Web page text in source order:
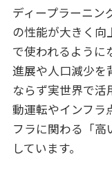
ディープラーニン
の性能が大きく向
で使われるように
進展や人口減少を
ならず実世界で活
動運転やインフラ
フラに関わる「
しています。